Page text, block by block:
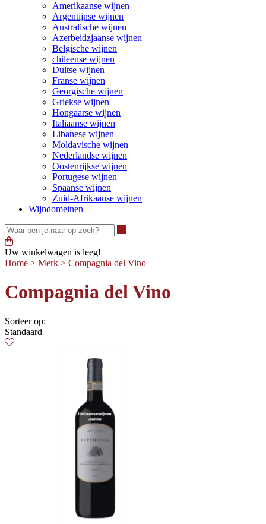
Amerikaanse wijnen
Argentijnse wijnen
Australische wijnen
Azerbeidzjaanse wijnen
Belgische wijnen
chileense wijnen
Duitse wijnen
Franse wijnen
Georgische wijnen
Griekse wijnen
Hongaarse wijnen
Italiaanse wijnen
Libanese wijnen
Moldavische wijnen
Nederlandse wijnen
Oostenrijkse wijnen
Portugese wijnen
Spaanse wijnen
Zuid-Afrikaanse wijnen
Wijndomeinen
Uw winkelwagen is leeg!
Home > Merk > Compagnia del Vino
Compagnia del Vino
Sorteer op:
Standaard